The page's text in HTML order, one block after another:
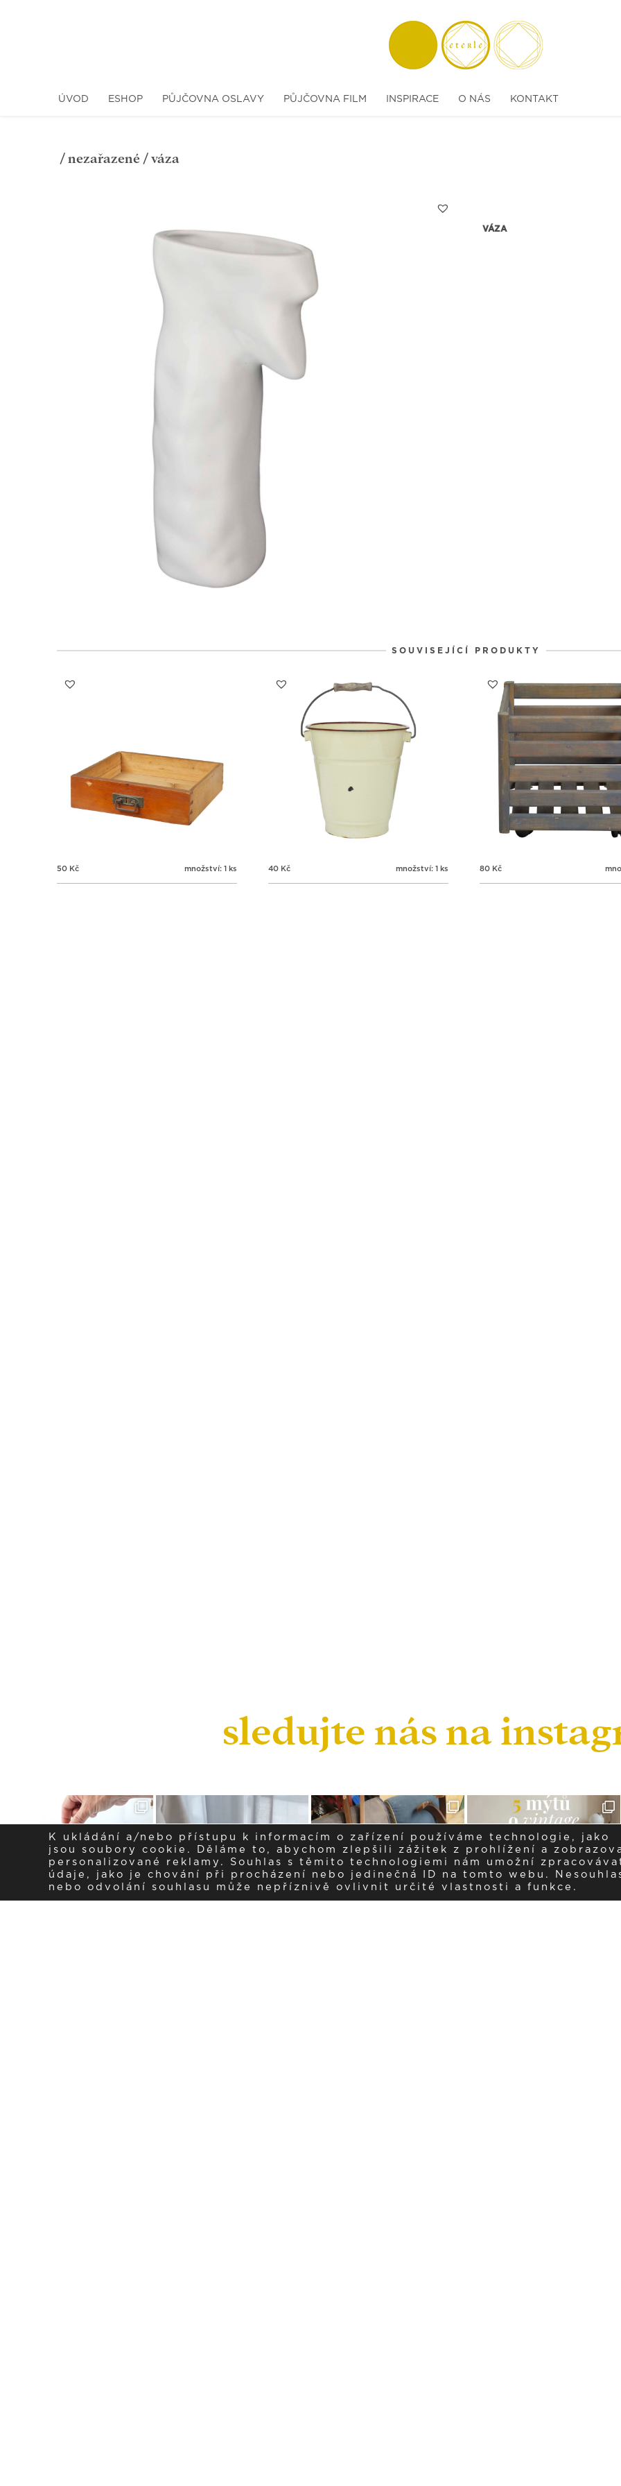
ÚVOD ESHOP PŮJČOVNA OSLAVY PŮJČOVNA FILM INSPIRACE O NÁS KONTAKT
/ nezařazené / váza
VÁZA
SOUVISEJÍCÍ PRODUKTY
50 Kč množství: 1 ks 40 Kč množství: 1 ks 80 Kč
sledujte nás na
K ukládání a/nebo přístupu k informacím o zařízení používáme technologie, jako
jsou soubory cookie. Děláme to, abychom zlepšili zážitek z prohlížení a
personalizované reklamy. Souhlas s těmito technologiemi nám umožní
údaje, jako je chování při procházení nebo jedinečná ID na tomto webu.
nebo odvolání souhlasu může nepříznivě ovlivnit určité vlastnosti a funkce.